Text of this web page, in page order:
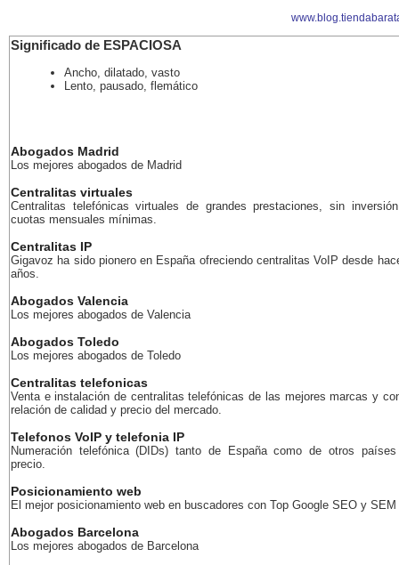
Significado de ESPACIOSA
Ancho, dilatado, vasto
Lento, pausado, flemático
Abogados Madrid
Los mejores abogados de Madrid
Centralitas virtuales
Centralitas telefónicas virtuales de grandes prestaciones, sin
cuotas mensuales mínimas.
Centralitas IP
Gigavoz ha sido pionero en España ofreciendo centralitas VoIP desde
años.
Abogados Valencia
Los mejores abogados de Valencia
Abogados Toledo
Los mejores abogados de Toledo
Centralitas telefonicas
Venta e instalación de centralitas telefónicas de las mejores marcas y
relación de calidad y precio del mercado.
Telefonos VoIP y telefonia IP
Numeración telefónica (DIDs) tanto de España como de otros
precio.
Posicionamiento web
El mejor posicionamiento web en buscadores con Top Google SEO y SEM
Abogados Barcelona
Los mejores abogados de Barcelona